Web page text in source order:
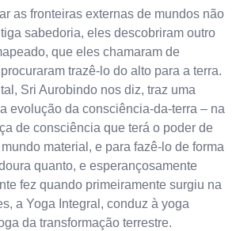
as fronteiras externas de mundos não
sabedoria, eles descobriram outro
que eles chamaram de
trazê-lo do alto para a terra.
Sri Aurobindo nos diz, traz uma
evolução da consciência-da-terra – na
de consciência que terá o poder de
material, e para fazê-lo de forma
quanto, e esperançosamente
fez quando primeiramente surgiu na
a Yoga Integral, conduz à yoga
da transformação terrestre.